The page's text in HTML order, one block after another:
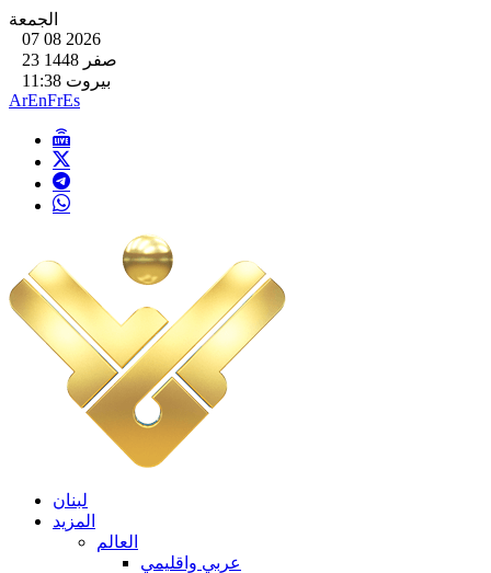
07 08 2026
بيروت 11:38
ArEnFrEs
لبنان
المزيد
العالم
عربي واقليمي